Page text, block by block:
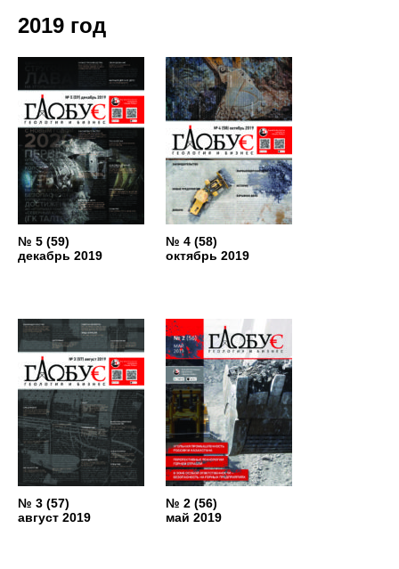
2019 год
№ 5 (59)
декабрь 2019
№ 4 (58)
октябрь 2019
№ 3 (57)
август 2019
№ 2 (56)
май 2019